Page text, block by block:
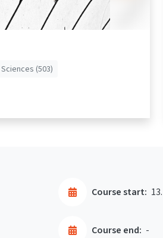
(503)
Course start:
Course end: -